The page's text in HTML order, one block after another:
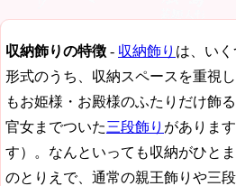
収納飾りの特徴 - 収納飾り は、い
形式のうち、収納スペースを重視
もお姫様・お殿様のふたりだけ飾る
官女までついた三段飾り がありま
す）。なんといっても収納がひと
のとりえで、通常の親王飾りや三